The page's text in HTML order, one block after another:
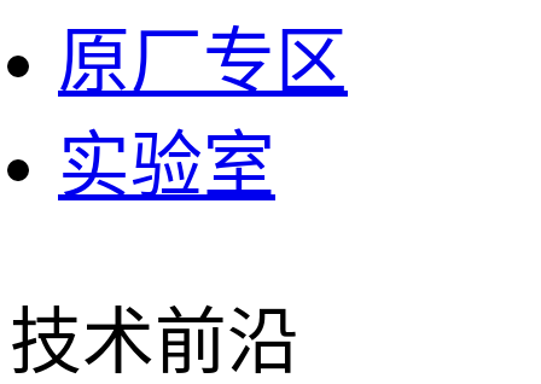
原厂专区
实验室
技术前沿